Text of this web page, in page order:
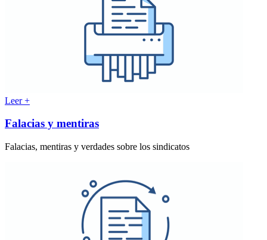
Leer +
Falacias y mentiras
Falacias, mentiras y verdades sobre los sindicatos